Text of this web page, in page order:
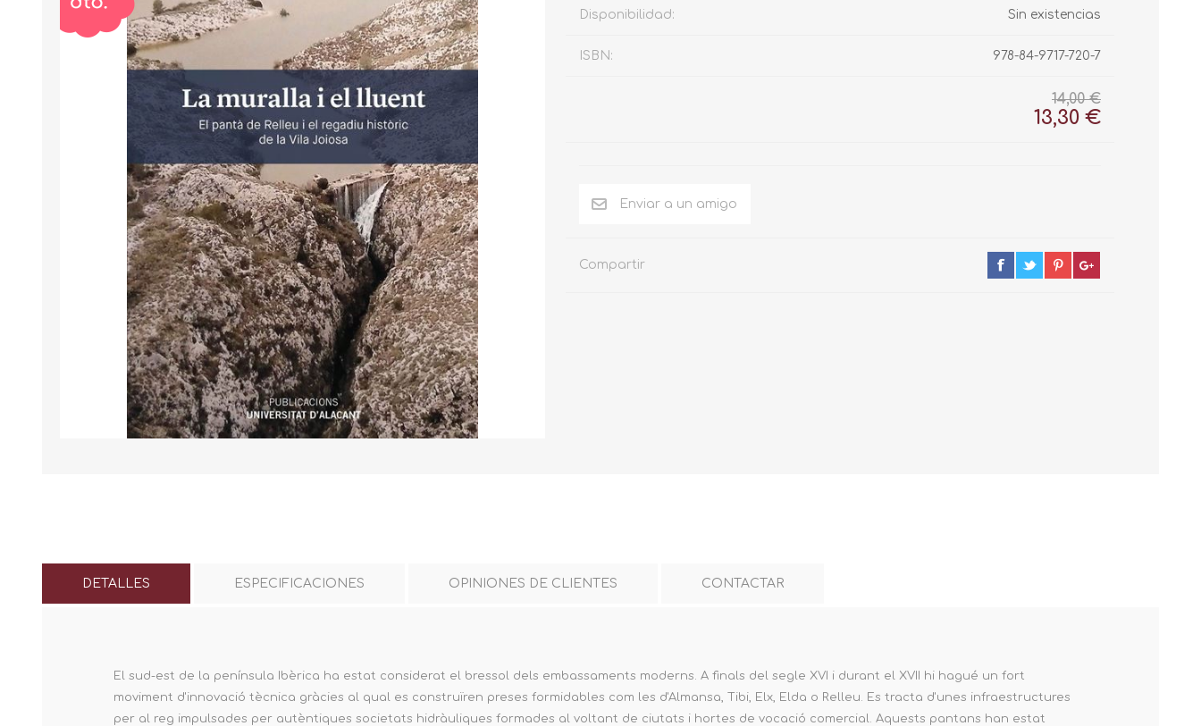
Disponibilidad: Sin existencias
ISBN: 978-84-9717-720-7
14,00 €
13,30 €
Compartir
DETALLES ESPECIFICACIONES OPINIONES DE CLIENTES CONTACTAR
El sud-est de la península Ibèrica ha estat considerat el bressol dels embassaments moderns. A finals del segle XVI i durant el XVII hi hagué un fort
moviment d'innovació tècnica gràcies al qual es construïren preses formidables com les d'Almansa, Tibi, Elx, Elda o Relleu. Es tracta d'unes infraestructures
per al reg impulsades per autèntiques societats hidràuliques formades al voltant de ciutats i hortes de vocació comercial. Aquests pantans han estat